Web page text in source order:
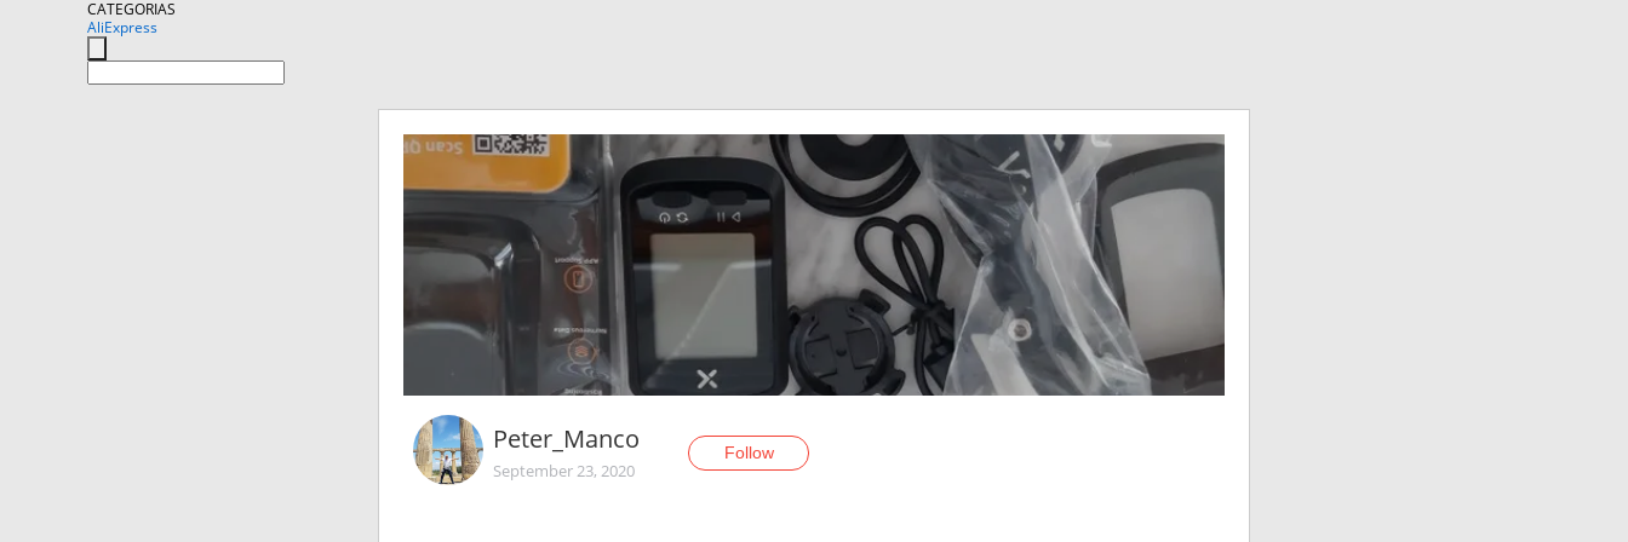
CATEGORIAS
AliExpress
Peter_Manco
September 23, 2020
Follow